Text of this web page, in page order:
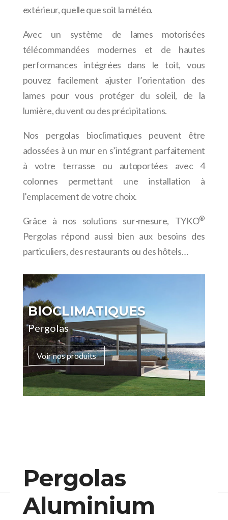
extérieur, quelle que soit la météo.
Avec un système de lames motorisées
télécommandées modernes et de hautes
performances intégrées dans le toit, vous
pouvez facilement ajuster l’orientation des
lames pour vous protéger du soleil, de la
lumière, du vent ou des précipitations.
Nos pergolas bioclimatiques peuvent être
adossées à un mur en s’intégrant parfaitement
à votre terrasse ou autoportées avec 4
colonnes permettant une installation à
l’emplacement de votre choix.
Grâce à nos solutions sur-mesure, TYKO®
Pergolas répond aussi bien aux besoins des
particuliers, des restaurants ou des hôtels…
BIOCLIMATIQUES
Pergolas
Voir nos produits
Pergolas
Aluminium